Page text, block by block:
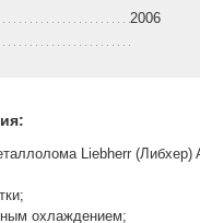
2006
Liebherr (Либхер)
охлаждением;